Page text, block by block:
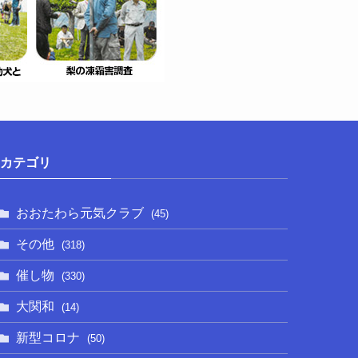
カテゴリ
おおたわら元気クラブ (45)
その他 (318)
催し物 (330)
大関和 (14)
新型コロナ (50)